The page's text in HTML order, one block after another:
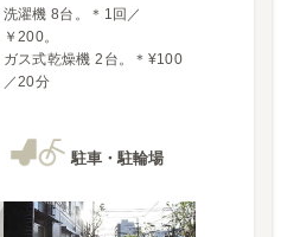
洗濯機 8台。＊1回／
￥200。
ガス式乾燥機 2台。＊¥100
駐車・駐輪場